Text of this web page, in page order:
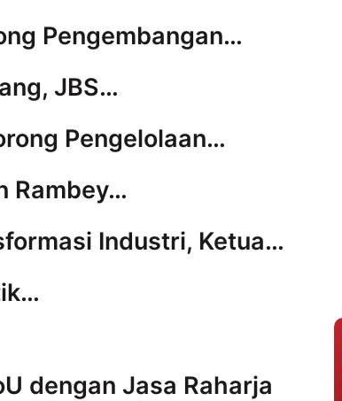
Pengembangan…
JBS…
Pengelolaan…
Rambey…
Industri, Ketua…
dengan Jasa Raharja